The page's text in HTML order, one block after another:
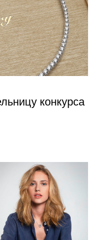
конкурса